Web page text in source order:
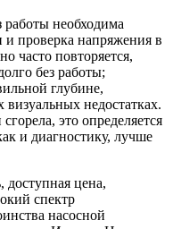
работы необходима
и проверка напряжения в
часто повторяется,
без работы;
глубине,
недостатках.
это определяется
и диагностику, лучше
доступная цена,
спектр
насосной